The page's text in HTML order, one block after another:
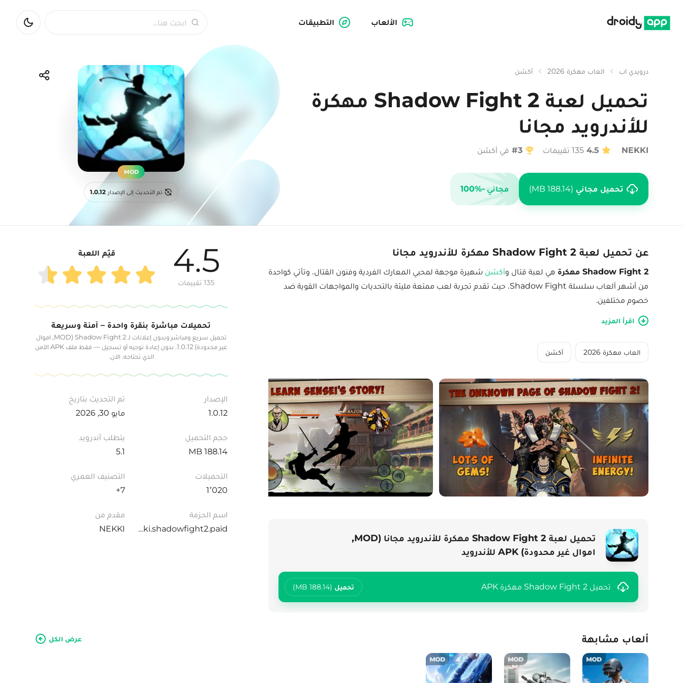
درويدي اب الألعاب
التطبيقات
درويدي اب العاب مهكرة 2026 أكشن مشاركة اللعبة
Telegram
Facebook
WhatsApp
MOD
تم التحديث إلى الإصدار 1.0.12
تحميل لعبة Shadow Fight 2 مهكرة
للأندرويد مجانا
NEKKI
تحميل مجاني 188.14 MB مجاني -100%
4.5 135 تقييمات #3 في أكشن
عن تحميل لعبة Shadow Fight 2 مهكرة للأندرويد مجانا
Shadow Fight 2 مهكرة هي لعبة قتال وأكشن شهيرة موجهة لمحبي المعارك الفردية وفنون القتال، وتأتي كواحدة
من أشهر ألعاب سلسلة Shadow Fight، حيث تقدم تجربة لعب ممتعة مليئة بالتحديات والمواجهات القوية ضد
خصوم مختلفين.
اقرأ المزيد
العاب مهكرة 2026 أكشن
تحميل لعبة Shadow Fight 2 مهكرة للأندرويد مجانا (MOD,
اموال غير محدودة) APK للأندرويد
تحميل Shadow Fight 2 مهكرة APK تحميل 188.14 MB
4.5
135 تقييمات
قيّم اللعبة
تحميلات مباشرة بنقرة واحدة – آمنة وسريعة
تحميل سريع ومباشر وبدون إعلانات لـ Shadow Fight 2 (MOD, اموال
غير محدودة) 1.0.12. بدون إعادة توجيه أو تسجيل — فقط ملف APK الآمن
الذي تحتاجه، الآن.
الإصدار
1.0.12
تم التحديث بتاريخ
مايو 30, 2026
حجم التحميل
188.14 MB
يتطلب أندرويد
5.1
التحميلات
1٬020
التصنيف العمري
7+
اسم الحزمة
com.nekki.shadowfight2.paid
مقدم من
NEKKI
ألعاب مشابهة عرض الكل